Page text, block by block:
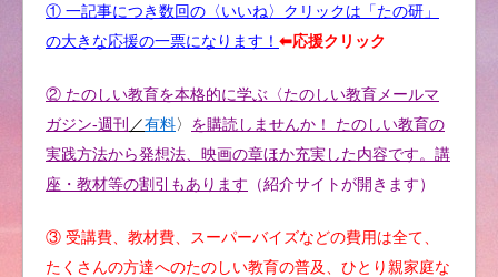
① 一記事につき数回の〈いいね〉クリックは「たの研」
の大きな応援の一票になります！ ⬅︎応援クリック
② たのしい教育を本格的に学ぶ〈たのしい教育メールマ
ガジン-週刊 ／有料〉 を購読しませんか！ たのしい教育の
実践方法から発想法、映画の章ほか充実した内容です。講
座・教材等の割引もあります （紹介サイトが開きます）
③ 受講費、教材費、スーパーバイズなどの費用は全て、
たくさんの方達へのたのしい教育の普及、ひとり親家庭な